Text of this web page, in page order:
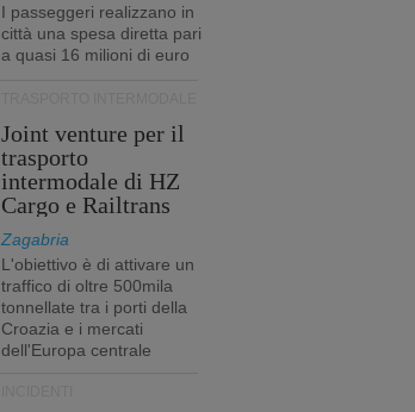
I passeggeri realizzano in
città una spesa diretta pari
a quasi 16 milioni di euro
Joint venture per il
trasporto
intermodale di HZ
Cargo e Railtrans
Zagabria
L'obiettivo è di attivare un
traffico di oltre 500mila
tonnellate tra i porti della
Croazia e i mercati
dell'Europa centrale